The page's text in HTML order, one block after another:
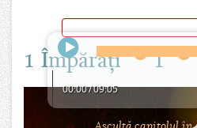
1 Împăraţi 1
00:00/09:05